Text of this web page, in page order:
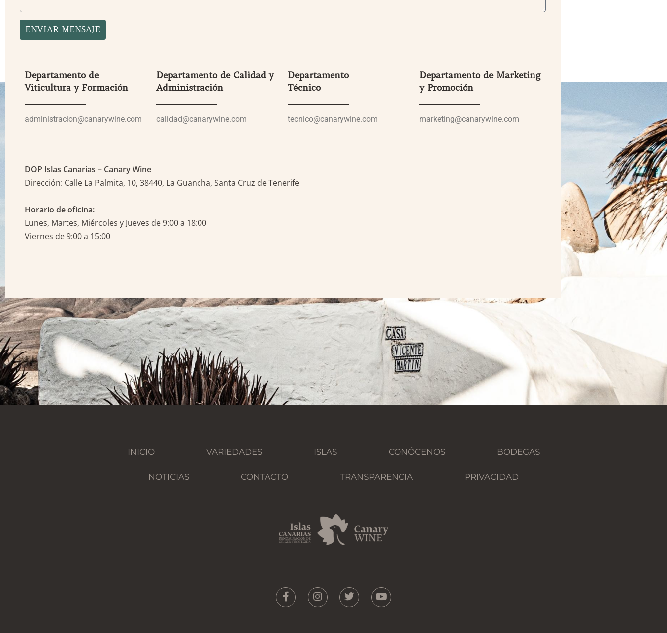
ENVIAR MENSAJE
Departamento de
Viticultura y Formación
administracion@canarywine.com
Departamento de Calidad y
Administración
calidad@canarywine.com
Departamento
Técnico
tecnico@canarywine.com
Departamento de Marketing
y Promoción
marketing@canarywine.com
DOP Islas Canarias – Canary Wine
Dirección: Calle La Palmita, 10, 38440, La Guancha, Santa Cruz de Tenerife
Horario de oficina:
Lunes, Martes, Miércoles y Jueves de 9:00 a 18:00
Viernes de 9:00 a 15:00
INICIO VARIEDADES ISLAS CONÓCENOS BODEGAS
NOTICIAS CONTACTO TRANSPARENCIA PRIVACIDAD